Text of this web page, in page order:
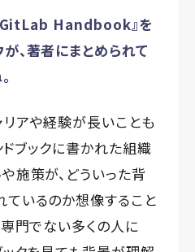
Handbook』を
、著者にまとめられて
アや経験が長いことも
ブックに書かれた組織
施策が、どういった背
いるのか想像すること
専門でない多くの人に